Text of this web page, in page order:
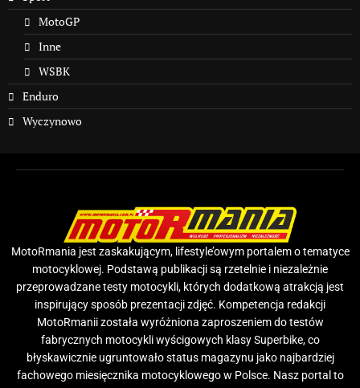
MotoGP
Inne
WSBK
Enduro
Wyczynowo
MotoRmania jest zaskakującym, lifestyle’owym portalem o tematyce
motocyklowej. Podstawą publikacji są rzetelnie i niezależnie
przeprowadzane testy motocykli, których dodatkową atrakcją jest
inspirujący sposób prezentacji zdjęć. Kompetencja redakcji
MotoRmanii została wyróżniona zaproszeniem do testów
fabrycznych motocykli wyścigowych klasy Superbike, co
błyskawicznie ugruntowało status magazynu jako najbardziej
fachowego miesięcznika motocyklowego w Polsce. Nasz portal to